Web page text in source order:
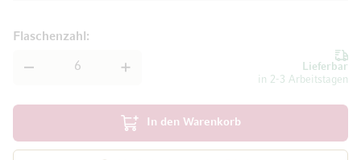
Lieferbar
in 2-3 Arbeitstagen
Flaschenzahl
In den Warenkorb